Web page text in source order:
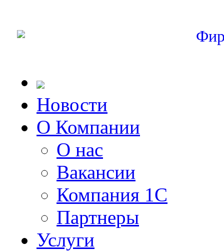
Новости
О Компании
О нас
Вакансии
Компания 1С
Партнеры
Услуги